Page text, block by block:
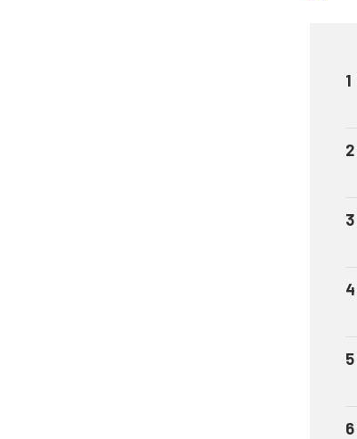
1
2
3
4
5
6